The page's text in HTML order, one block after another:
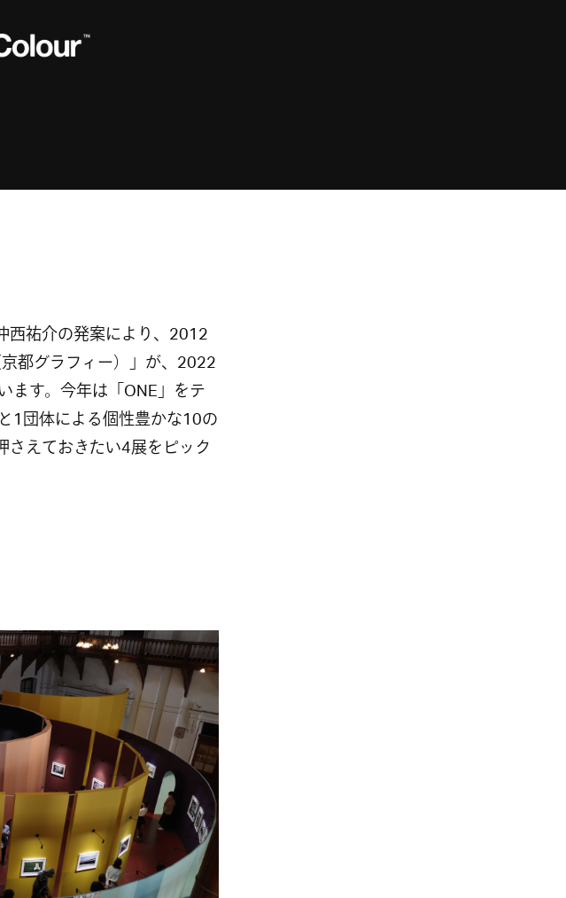
西祐介の発案により、2012
都グラフィー）」が、2022
ます。今年は「ONE」をテ
1団体による個性豊かな10の
えておきたい4展をピック